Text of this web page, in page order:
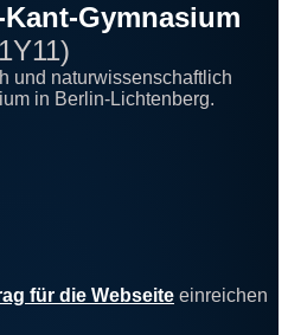
Gymnasium
und naturwissenschaftlich
in Berlin-Lichtenberg.
für die Webseite einreichen